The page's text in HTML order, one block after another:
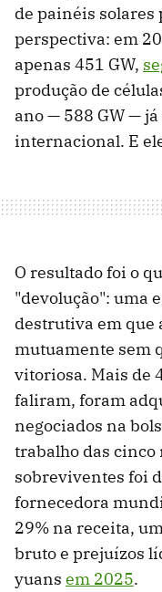
de painéis solares
perspectiva: em
apenas 451 GW,
produção de
ano — 588 GW —
internacional. E
O resultado foi o
"devolução": uma
destrutiva em que
mutuamente sem
vitoriosa. Mais de
faliram, foram
negociados na
trabalho das cinco
sobreviventes foi
fornecedora
29% na receita,
bruto e prejuízos
yuans em 2025.